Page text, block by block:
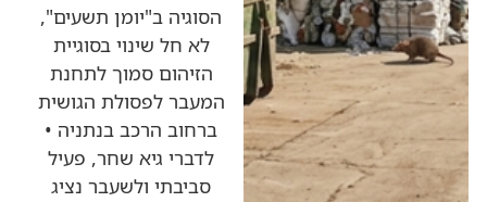
הסוגיה ב"יומן תשעים",
לא חל שינוי בסוגיית
הזיהום סמוך לתחנת
המעבר לפסולת הגושית
ברחוב הרכב בנתניה •
לדברי גיא שחר, פעיל
סביבתי ולשעבר נציג